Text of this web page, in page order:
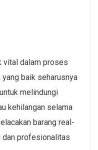
vital dalam proses
yang baik seharusnya
melindungi
kehilangan selama
barang real-
dan profesionalitas